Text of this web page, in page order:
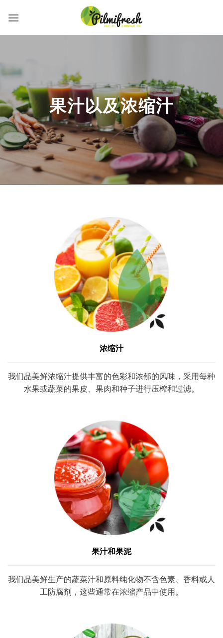
果汁以及浓缩汁
浓缩汁
我们品美鲜浓缩汁提供丰富的色彩和浓郁的风味，采用每种
水果或蔬菜的果皮、果肉和种子进行压榨和过滤。
果汁和果泥
我们品美鲜生产的蔬菜汁和原料纯化物不含色素、香料或人
工防腐剂，这些通常在浓缩产品中使用。